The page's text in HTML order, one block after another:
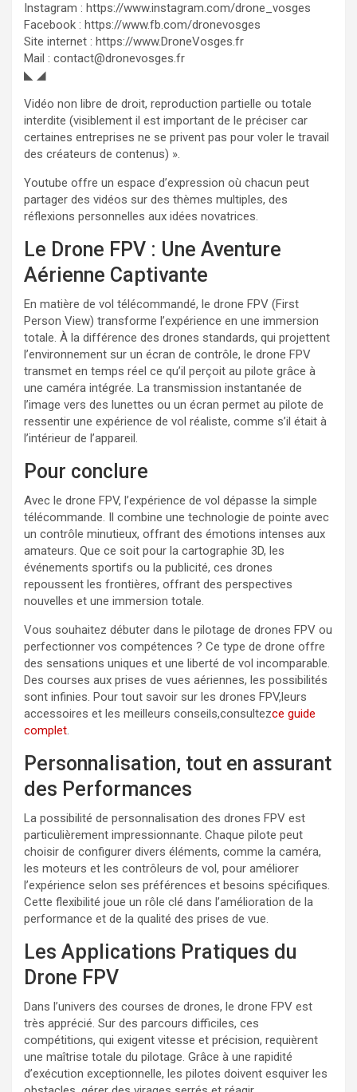
Instagram : https://www.instagram.com/drone_vosges
Facebook : https://www.fb.com/dronevosges
Site internet : https://www.DroneVosges.fr
Mail : contact@dronevosges.fr
◣ ◢
Vidéo non libre de droit, reproduction partielle ou totale
interdite (visiblement il est important de le préciser car
certaines entreprises ne se privent pas pour voler le travail
des créateurs de contenus) ».
Youtube offre un espace d’expression où chacun peut
partager des vidéos sur des thèmes multiples, des
réflexions personnelles aux idées novatrices.
Le Drone FPV : Une Aventure
Aérienne Captivante
En matière de vol télécommandé, le drone FPV (First
Person View) transforme l’expérience en une immersion
totale. À la différence des drones standards, qui projettent
l’environnement sur un écran de contrôle, le drone FPV
transmet en temps réel ce qu’il perçoit au pilote grâce à
une caméra intégrée. La transmission instantanée de
l’image vers des lunettes ou un écran permet au pilote de
ressentir une expérience de vol réaliste, comme s’il était à
l’intérieur de l’appareil.
Pour conclure
Avec le drone FPV, l’expérience de vol dépasse la simple
télécommande. Il combine une technologie de pointe avec
un contrôle minutieux, offrant des émotions intenses aux
amateurs. Que ce soit pour la cartographie 3D, les
événements sportifs ou la publicité, ces drones
repoussent les frontières, offrant des perspectives
nouvelles et une immersion totale.
Vous souhaitez débuter dans le pilotage de drones FPV ou
perfectionner vos compétences ? Ce type de drone offre
des sensations uniques et une liberté de vol incomparable.
Des courses aux prises de vues aériennes, les possibilités
sont infinies. Pour tout savoir sur les drones FPV,leurs
accessoires et les meilleurs conseils,consultezce guide
complet.
Personnalisation, tout en assurant
des Performances
La possibilité de personnalisation des drones FPV est
particulièrement impressionnante. Chaque pilote peut
choisir de configurer divers éléments, comme la caméra,
les moteurs et les contrôleurs de vol, pour améliorer
l’expérience selon ses préférences et besoins spécifiques.
Cette flexibilité joue un rôle clé dans l’amélioration de la
performance et de la qualité des prises de vue.
Les Applications Pratiques du
Drone FPV
Dans l’univers des courses de drones, le drone FPV est
très apprécié. Sur des parcours difficiles, ces
compétitions, qui exigent vitesse et précision, requièrent
une maîtrise totale du pilotage. Grâce à une rapidité
d’exécution exceptionnelle, les pilotes doivent esquiver les